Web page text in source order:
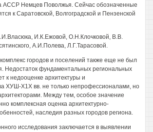
АССР Немцев Поволжья. Сейчас обозначенные
к Саратовской, Волгоградской и Пензенской
И.К.Ежовой, О.Н.Клочковой, В.В.
А.И.Полева, Л.Г.Тарасовой.
городов и поселений также еще не был
Недостаток фундаментальных региональных
к недооценке архитектуры и
ХУШ-Х1Х вв. не только непрофессионалами, но
Между тем, особое значение
комплексная оценка архитектурно-
наследия разных городов региона.
исследования заключается в выявлении